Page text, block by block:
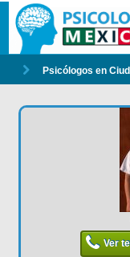
Psicólogos en
Ver